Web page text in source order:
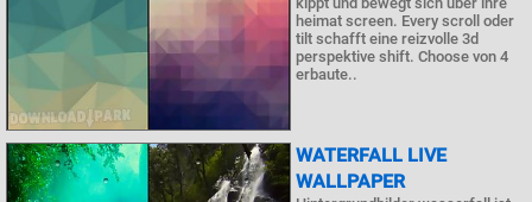
heimat screen. Every scroll oder
tilt schafft eine reizvolle 3d
perspektive shift. Choose von 4
erbaute..
WATERFALL LIVE
WALLPAPER